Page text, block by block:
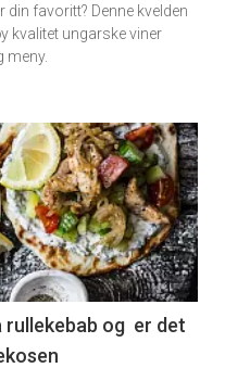
din favoritt? Denne kvelden
kvalitet ungarske viner
meny.
rullekebab og er det